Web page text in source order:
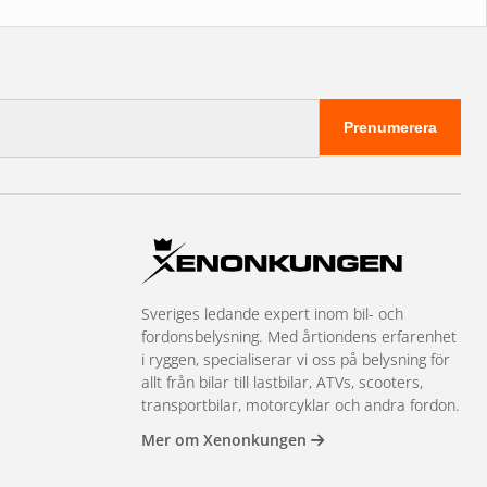
Prenumerera
Sveriges ledande expert inom bil- och
fordonsbelysning. Med årtiondens erfarenhet
i ryggen, specialiserar vi oss på belysning för
allt från bilar till lastbilar, ATVs, scooters,
transportbilar, motorcyklar och andra fordon.
Mer om Xenonkungen